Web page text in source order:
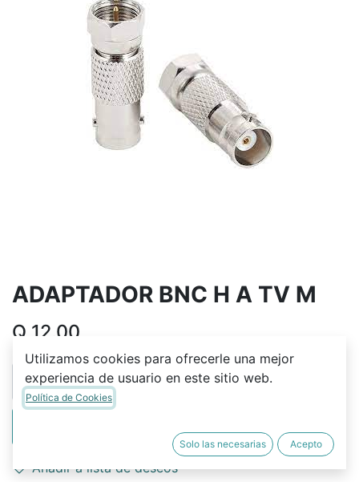
ADAPTADOR BNC H A TV M
Q 12.00
Añadir a lista de deseos
Utilizamos cookies para ofrecerle una mejor
experiencia de usuario en este sitio web.
Política de Cookies
Solo las necesarias Acepto